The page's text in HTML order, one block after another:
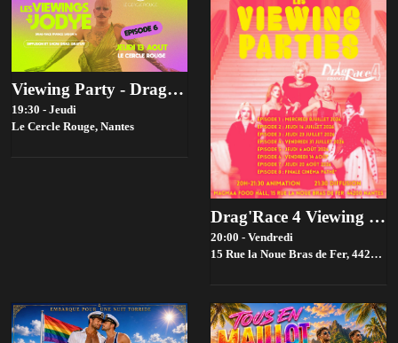
Viewing Party - Drag race france Saison 4 - Episode 6
19:30 - Jeudi
Le Cercle Rouge, Nantes
Drag'Race 4 Viewing parties par House of drama 👑✨
20:00 - Vendredi
15 Rue la Noue Bras de Fer, 44200 Nantes, France,